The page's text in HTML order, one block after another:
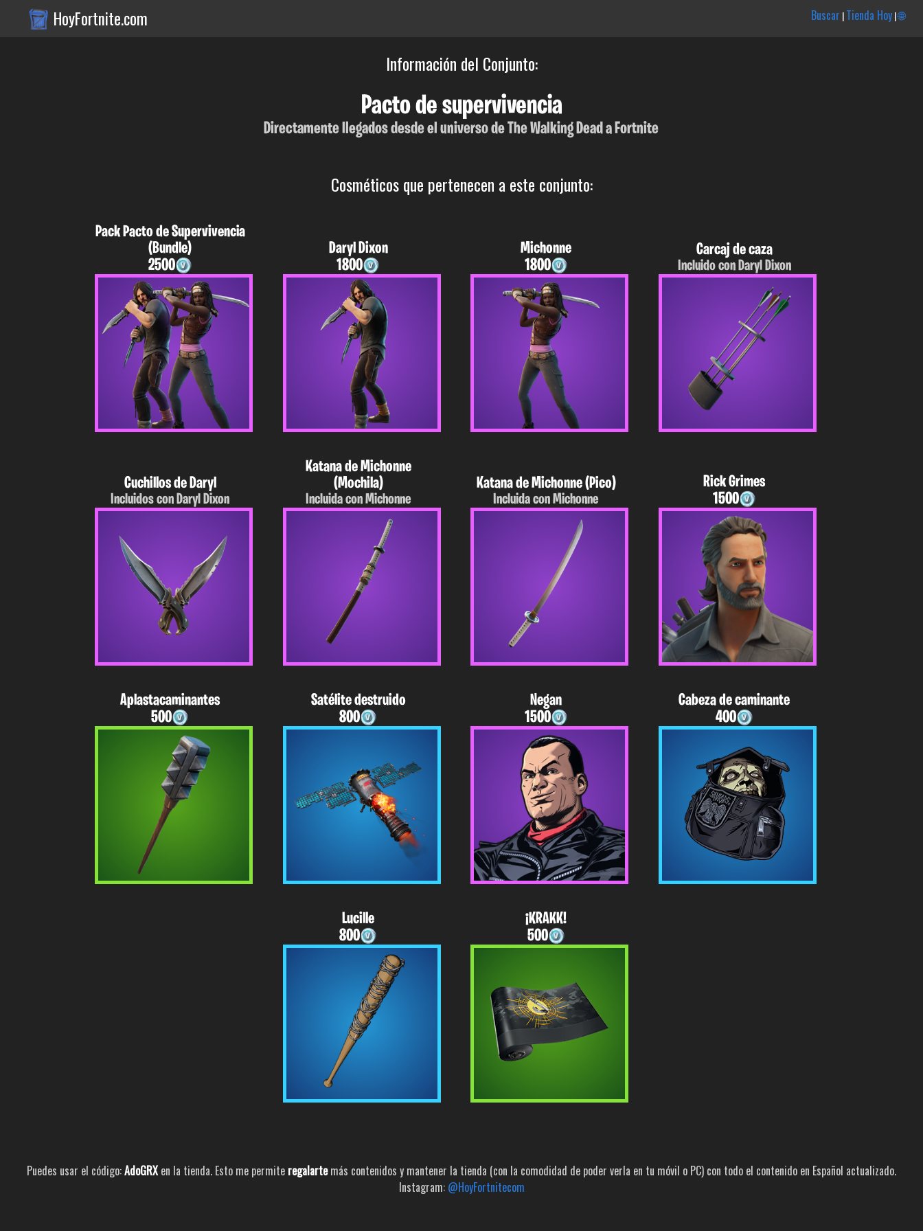
HoyFortnite.com Buscar |Tienda Hoy|🌐
Información del Conjunto:
Pacto de supervivencia
Directamente llegados desde el universo de The Walking Dead a Fortnite
Cosméticos que pertenecen a este conjunto:
Pack Pacto de Supervivencia
(Bundle)
2500
Daryl Dixon
1800
Michonne
1800
Carcaj de caza
Incluido con Daryl Dixon
Cuchillos de Daryl
Incluidos con Daryl Dixon
Katana de Michonne
(Mochila)
Incluida con Michonne
Katana de Michonne (Pico)
Incluida con Michonne
Rick Grimes
1500
Aplastacaminantes
500
Satélite destruido
800
Negan
1500
Cabeza de caminante
400
Lucille
800
¡KRAKK!
500
Puedes usar el código:AdoGRXen la tienda. Esto me permite regalartemás contenidos y mantener la tienda (con la comodidad de poder verla en tu móvil o PC) con todo el contenido en Español actualizado.
Instagram: @HoyFortnitecom